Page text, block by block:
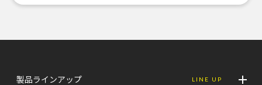
製品ラインアップ LINE UP